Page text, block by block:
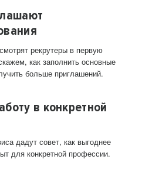
рекрутеры в первую
как заполнить основные
больше приглашений.
в конкретной
дадут совет, как выгоднее
для конкретной профессии.